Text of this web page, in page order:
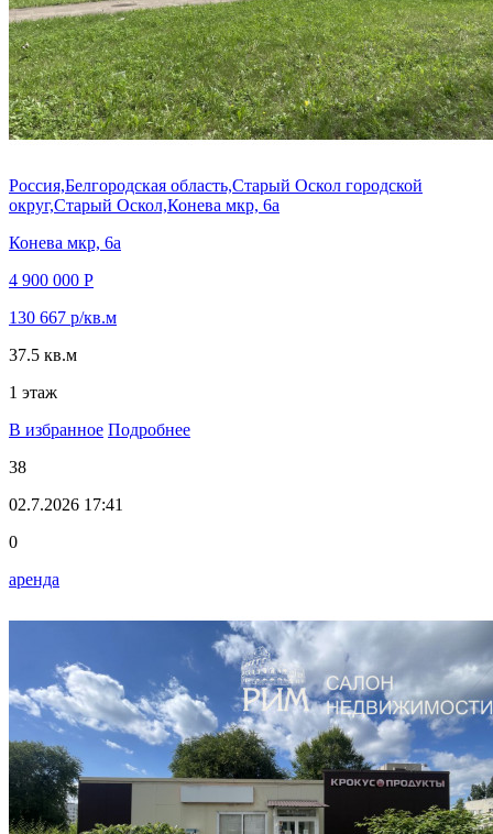
Россия,Белгородская область,Старый Оскол городской
округ,Старый Оскол,Конева мкр, 6а
Конева мкр, 6а
4 900 000 Р
130 667 р/кв.м
37.5 кв.м
1 этаж
В избранное Подробнее
38
02.7.2026 17:41
0
аренда